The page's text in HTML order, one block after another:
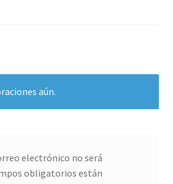
aún.
electrónico no será
obligatorios están